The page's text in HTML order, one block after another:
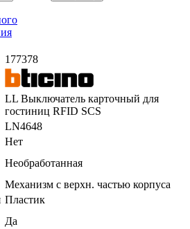
177378
LL Выключатель карточный для
гостиниц RFID SCS
LN4648
Нет
Необработанная
Механизм с верхн. частью корпуса
Пластик
Да